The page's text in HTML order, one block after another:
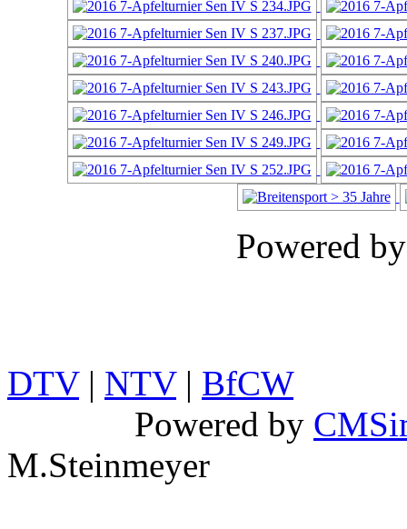
Powered
DTV| NTV| BfCW
Powered by
M.Steinmeyer